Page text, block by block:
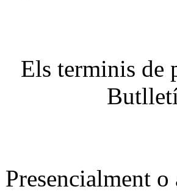
Els terminis de
Presencialment